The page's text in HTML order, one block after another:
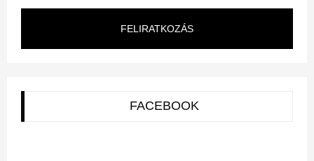
FELIRATKOZÁS
FACEBOOK